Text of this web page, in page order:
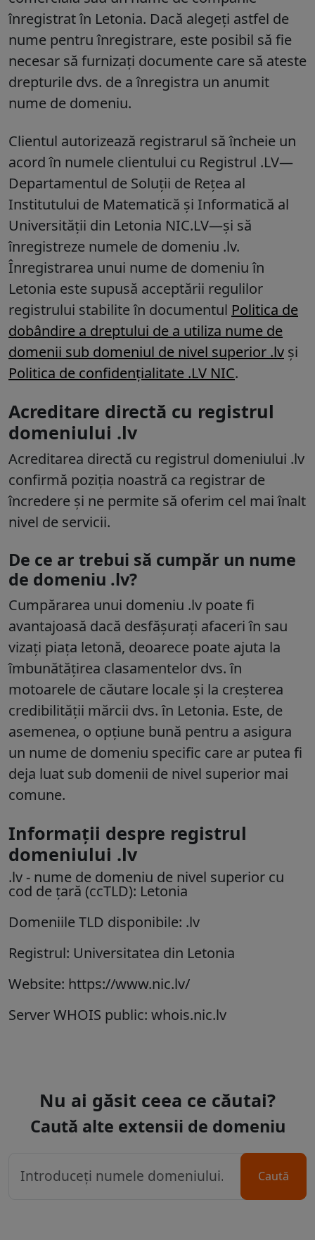
înregistrat în Letonia. Dacă alegeți astfel de
nume pentru înregistrare, este posibil să fie
necesar să furnizați documente care să ateste
drepturile dvs. de a înregistra un anumit
nume de domeniu.
Clientul autorizează registrarul să încheie un
acord în numele clientului cu Registrul .LV—
Departamentul de Soluții de Rețea al
Institutului de Matematică și Informatică al
Universității din Letonia NIC.LV—și să
înregistreze numele de domeniu .lv.
Înregistrarea unui nume de domeniu în
Letonia este supusă acceptării regulilor
registrului stabilite în documentul Politica de
dobândire a dreptului de a utiliza nume de
domenii sub domeniul de nivel superior .lv și
Politica de confidențialitate .LV NIC.
Acreditare directă cu registrul
domeniului .lv
Acreditarea directă cu registrul domeniului .lv
confirmă poziția noastră ca registrar de
încredere și ne permite să oferim cel mai înalt
nivel de servicii.
De ce ar trebui să cumpăr un nume
de domeniu .lv?
Cumpărarea unui domeniu .lv poate fi
avantajoasă dacă desfășurați afaceri în sau
vizați piața letonă, deoarece poate ajuta la
îmbunătățirea clasamentelor dvs. în
motoarele de căutare locale și la creșterea
credibilității mărcii dvs. în Letonia. Este, de
asemenea, o opțiune bună pentru a asigura
un nume de domeniu specific care ar putea fi
deja luat sub domenii de nivel superior mai
comune.
Informații despre registrul
domeniului .lv
.lv - nume de domeniu de nivel superior cu
cod de țară (ccTLD): Letonia
Domeniile TLD disponibile: .lv
Registrul: Universitatea din Letonia
Website: https://www.nic.lv/
Server WHOIS public: whois.nic.lv
Nu ai găsit ceea ce căutai?
Caută alte extensii de domeniu
Caută